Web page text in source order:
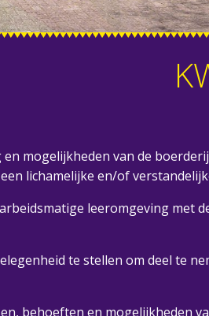
mogelijkheden van de
lichamelijke en/of
leeromgeving met
te stellen om deel te
behoeften en mogelijkheden